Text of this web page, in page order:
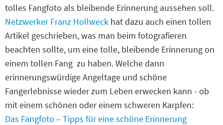
tolles Fangfoto als bleibende Erinnerung aussehen soll.
Netzwerker Franz Hollweck hat dazu auch einen tollen
Artikel geschrieben, was man beim fotografieren
beachten sollte, um eine tolle, bleibende Erinnerung on
einem tollen Fang zu haben. Welche dann
erinnerungswürdige Angeltage und schöne
Fangerlebnisse wieder zum Leben erwecken kann - ob
mit einem schönen oder einem schweren Karpfen:
Das Fangfoto – Tipps für eine schöne Erinnerung